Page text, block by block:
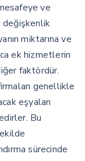
ve
değişkenlik
miktarına ve
ek hizmetlerin
faktördür.
genellikle
eşyaları
Bu
sürecinde